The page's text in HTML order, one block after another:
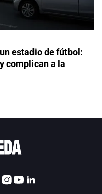
estadio de fútbol:
complican a la